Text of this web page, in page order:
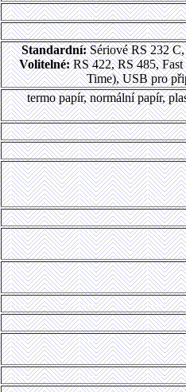
Standardní:Sériové RS 232
Volitelné:RS 422, RS 485,
Time), USB pro
termo papír, normální papír,